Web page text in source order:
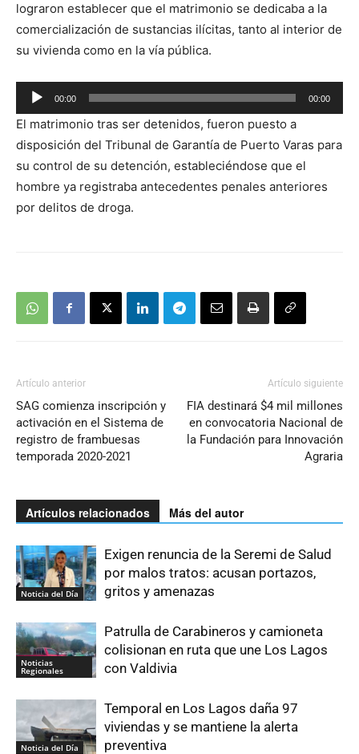
lograron establecer que el matrimonio se dedicaba a la
comercialización de sustancias ilícitas, tanto al interior de
su vivienda como en la vía pública.
Reproductor
de
audio
00:00 00:00
El matrimonio tras ser detenidos, fueron puesto a
disposición del Tribunal de Garantía de Puerto Varas para
su control de su detención, estableciéndose que el
hombre ya registraba antecedentes penales anteriores
por delitos de droga.
Artículo anterior
SAG comienza inscripción y
activación en el Sistema de
registro de frambuesas
temporada 2020-2021
Artículo siguiente
FIA destinará $4 mil millones
en convocatoria Nacional de
la Fundación para Innovación
Agraria
Artículos relacionados Más del autor
Noticia del Día
Exigen renuncia de la Seremi de Salud
por malos tratos: acusan portazos,
gritos y amenazas
Noticias
Regionales
Patrulla de Carabineros y camioneta
colisionan en ruta que une Los Lagos
con Valdivia
Noticia del Día
Temporal en Los Lagos daña 97
viviendas y se mantiene la alerta
preventiva